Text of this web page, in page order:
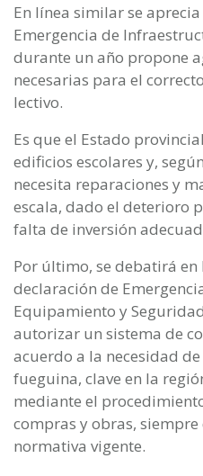
En línea similar se
Emergencia de
durante un año propone
necesarias para el
lectivo.
Es que el Estado
edificios escolares y,
necesita reparaciones y
escala, dado el deterioro
falta de inversión
Por último, se debatirá
declaración de
Equipamiento y
autorizar un sistema de
acuerdo a la necesidad
fueguina, clave en la
mediante el
compras y obras, siempre
normativa vigente.